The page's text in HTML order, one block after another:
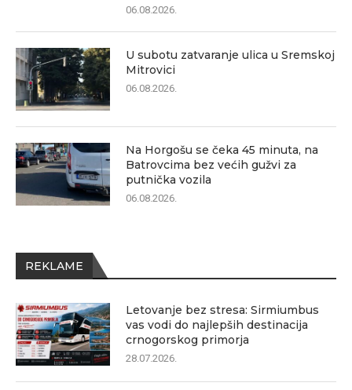
06.08.2026.
U subotu zatvaranje ulica u Sremskoj
Mitrovici
06.08.2026.
Na Horgošu se čeka 45 minuta, na
Batrovcima bez većih gužvi za
putnička vozila
06.08.2026.
REKLAME
Letovanje bez stresa: Sirmiumbus
vas vodi do najlepših destinacija
crnogorskog primorja
28.07.2026.